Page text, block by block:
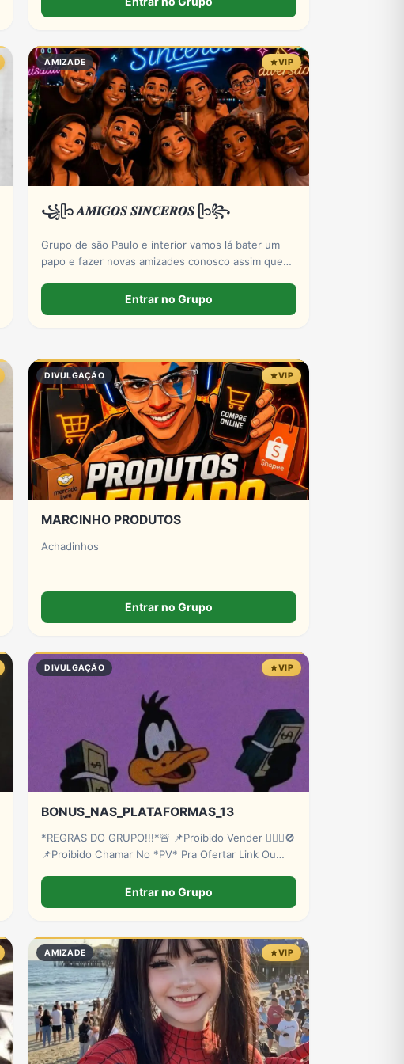
AMIZADE VIP
꧁ᥫ᭡ 𝑨𝑴𝑰𝑮𝑶𝑺 𝑺𝑰𝑵𝑪𝑬𝑹𝑶𝑺 ᥫ᭡꧂
Grupo de são Paulo e interior vamos lá bater um
papo e fazer novas amizades conosco assim que
Entrar no Grupo
DIVULGAÇÃO VIP
MARCINHO PRODUTOS
Achadinhos
Entrar no Grupo
DIVULGAÇÃO VIP
BONUS_NAS_PLATAFORMAS_13
*REGRAS DO GRUPO!!!*🚨 📌Proibido Vender 🙅🏽‍♂️🚫
📌Proibido Chamar No *PV* Pra Ofertar Link Ou
Na Sua Banca 💵🫰 📌Proíbido chamar no PV pra
pedir dinheiro.💵🚫 📌Proibido agressão verbal.🗣️🚫
Entrar no Grupo
AMIZADE VIP